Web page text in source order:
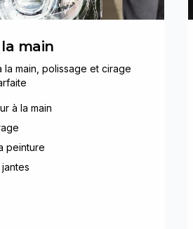
main
la main, polissage et cirage
à la main
peinture